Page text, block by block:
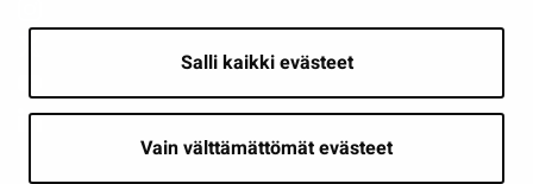
Salli kaikki evästeet
Vain välttämättömät evästeet